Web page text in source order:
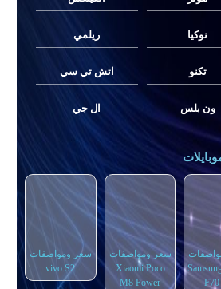
نوكيا ريلمي
تكنو اتش تي سي
ون بلس ال جي
سعر ومواصفات
Xiaomi Poco
M8 Power
سعر ومواصفات
vivo S2